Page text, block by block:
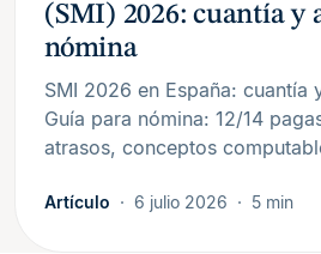
(SMI) 2026: cuantía y
nómina
SMI 2026 en España: cuantía
Guía para nómina: 12/14
atrasos, conceptos
Artículo 6 julio 2026 5 min